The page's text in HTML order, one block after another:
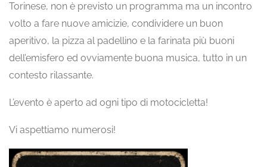
Torinese, non è previsto un programma ma un incontro
volto a fare nuove amicizie, condividere un buon
aperitivo, la pizza al padellino e la farinata più buoni
dell’emisfero ed ovviamente buona musica, tutto in un
contesto rilassante.
L’evento è aperto ad ogni tipo di motocicletta!
Vi aspettiamo numerosi!